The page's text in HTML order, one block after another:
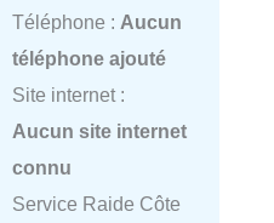
Téléphone : Aucun
téléphone ajouté
Site internet :
Aucun site internet
connu
Service Raide Côte